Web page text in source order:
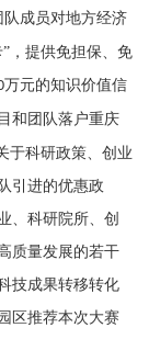
成员对地方经济
，提供免担保、免
万元的知识价值信
和团队落户重庆
于科研政策、创业
引进的优惠政
、科研院所、创
质量发展的若干
技成果转移转化
区推荐本次大赛